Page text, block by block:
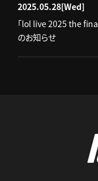
2025.05.28[Wed]
「lol live 2025 the
のお知らせ